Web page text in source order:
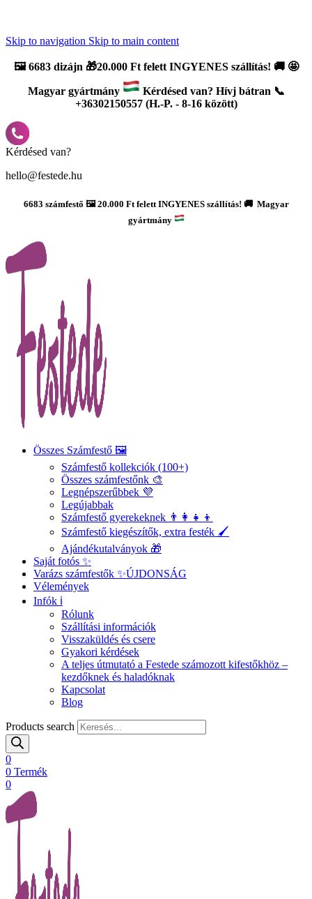
Skip to navigation Skip to main content
🖼️6683 dizájn 🎁20.000 Ft felett INGYENES szállítás! 🚚 🤩
Magyar gyártmány
Kérdésed van? Hívj bátran 📞
+36302150557 (H.-P. - 8-16 között)
Kérdésed van?
hello@festede.hu
6683 számfestő 🖼️ 20.000 Ft felett INGYENES szállítás! 🚚 Magyar
gyártmány
Összes Számfestő 🖼️
Számfestő kollekciók (100+)
Összes számfestőnk 🎨
Legnépszerűbbek 💜
Legújabbak
Számfestő gyerekeknek 👨‍👩‍👧‍👦
Számfestő kiegészítők, extra festék 🖌️
Ajándékutalványok 🎁
Saját fotós ✨
Varázs számfestők ✨ÚJDONSÁG
Vélemények
Infók ℹ️
Rólunk
Szállítási információk
Visszaküldés és csere
Gyakori kérdések
A teljes útmutató a Festede számozott kifestőkhöz –
kezdőknek és haladóknak
Kapcsolat
Blog
Products search
0
0 Termék
0